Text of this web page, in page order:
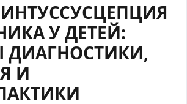
У ДЕТЕЙ:
ДИАГНОСТИКИ,
И